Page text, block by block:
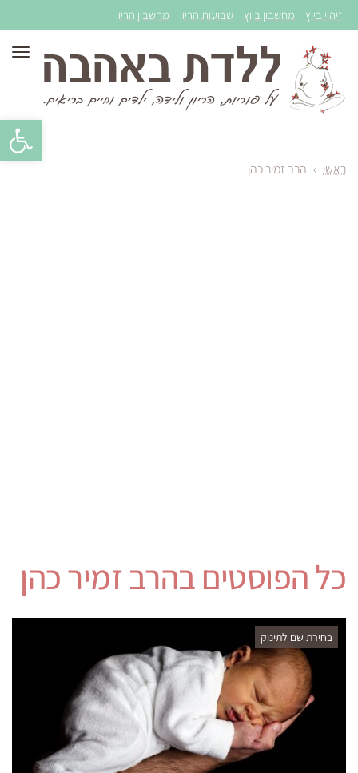
זיהוי ביוץ מחשבון ביוץ שבועות הריון מחשבון הריון
ראשי › הרב זמיר כהן
כל הפוסטים בהרב זמיר כהן
בחירת שם לתינוק
פתח